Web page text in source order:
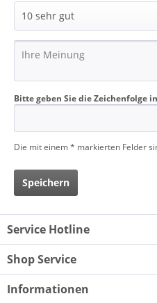
Bitte geben Sie die Zeichenfolge
Die mit einem * markierten Felder
Speichern
Service Hotline
Shop Service
Informationen